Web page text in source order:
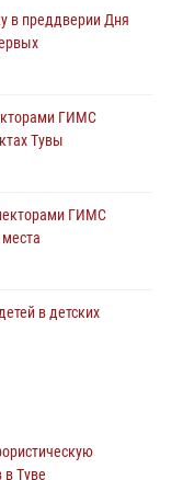
в преддверии Дня
ГИМС
Тувы
ГИМС
в детских
участие в акции
Туве